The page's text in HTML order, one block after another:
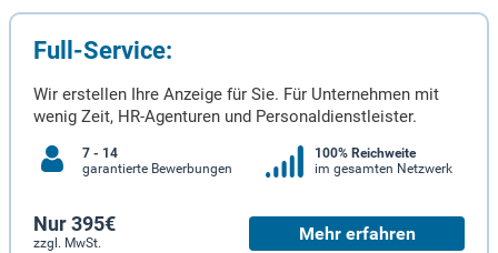
Full-Service:
Wir erstellen Ihre Anzeige für Sie. Für Unternehmen mit
wenig Zeit, HR-Agenturen und Personaldienstleister.
7 - 14
garantierte Bewerbungen
100% Reichweite
im gesamten Netzwerk
Nur 395€
zzgl. MwSt. Mehr erfahren